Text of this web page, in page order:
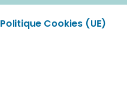
Politique Cookies (UE)